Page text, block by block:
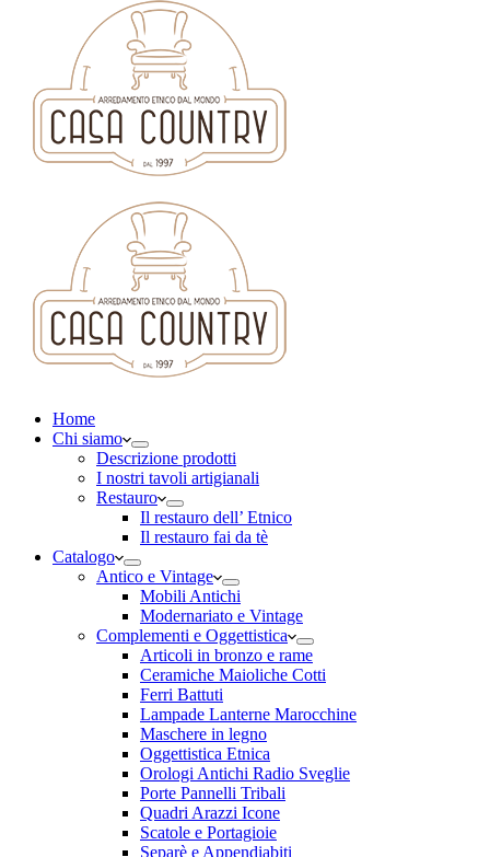
Home
Chi siamo
Descrizione prodotti
I nostri tavoli artigianali
Restauro
Il restauro dell’ Etnico
Il restauro fai da tè
Catalogo
Antico e Vintage
Mobili Antichi
Modernariato e Vintage
Complementi e Oggettistica
Articoli in bronzo e rame
Ceramiche Maioliche Cotti
Ferri Battuti
Lampade Lanterne Marocchine
Maschere in legno
Oggettistica Etnica
Orologi Antichi Radio Sveglie
Porte Pannelli Tribali
Quadri Arazzi Icone
Scatole e Portagioie
Separè e Appendiabiti